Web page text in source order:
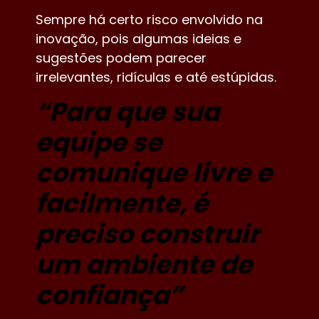
Sempre há certo risco envolvido na
inovação, pois algumas ideias e
sugestões podem parecer
irrelevantes, ridículas e até estúpidas.
“Para que sua
equipe se
comunique livre e
facilmente, é
preciso construir
um ambiente de
confiança”